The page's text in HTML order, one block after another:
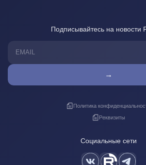
Подписывайтесь на новости
→
Политика
Реквизиты
Социальные сети